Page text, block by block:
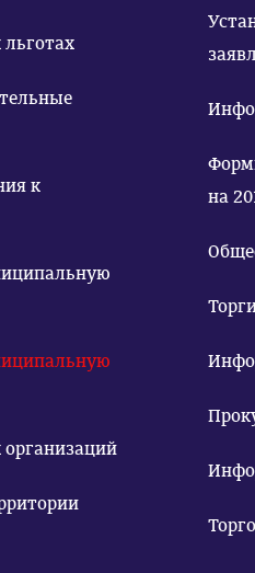
к
Формирование
на